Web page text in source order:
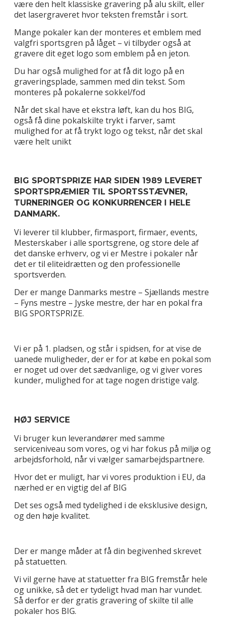
være den helt klassiske gravering på alu skilt, eller
det lasergraveret hvor teksten fremstår i sort.
Mange pokaler kan der monteres et emblem med
valgfri sportsgren på låget – vi tilbyder også at
gravere dit eget logo som emblem på en jeton.
Du har også mulighed for at få dit logo på en
graveringsplade, sammen med din tekst. Som
monteres på pokalerne sokkel/fod
Når det skal have et ekstra løft, kan du hos BIG,
også få dine pokalskilte trykt i farver, samt
mulighed for at få trykt logo og tekst, når det skal
være helt unikt
BIG SPORTSPRIZE HAR SIDEN 1989 LEVERET
SPORTSPRÆMIER TIL SPORTSSTÆVNER,
TURNERINGER OG KONKURRENCER I HELE
DANMARK.
Vi leverer til klubber, firmasport, firmaer, events,
Mesterskaber i alle sportsgrene, og store dele af
det danske erhverv, og vi er Mestre i pokaler når
det er til eliteidrætten og den professionelle
sportsverden.
Der er mange Danmarks mestre – Sjællands mestre
– Fyns mestre – Jyske mestre, der har en pokal fra
BIG SPORTSPRIZE.
Vi er på 1. pladsen, og står i spidsen, for at vise de
uanede muligheder, der er for at købe en pokal som
er noget ud over det sædvanlige, og vi giver vores
kunder, mulighed for at tage nogen dristige valg.
HØJ SERVICE
Vi bruger kun leverandører med samme
serviceniveau som vores, og vi har fokus på miljø og
arbejdsforhold, når vi vælger samarbejdspartnere.
Hvor det er muligt, har vi vores produktion i EU, da
nærhed er en vigtig del af BIG
Det ses også med tydelighed i de eksklusive design,
og den høje kvalitet.
Der er mange måder at få din begivenhed skrevet
på statuetten.
Vi vil gerne have at statuetter fra BIG fremstår hele
og unikke, så det er tydeligt hvad man har vundet.
Så derfor er der gratis gravering of skilte til alle
pokaler hos BIG.